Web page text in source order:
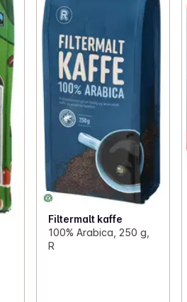
Filtermalt kaffe
100% Arabica, 250 g,
R